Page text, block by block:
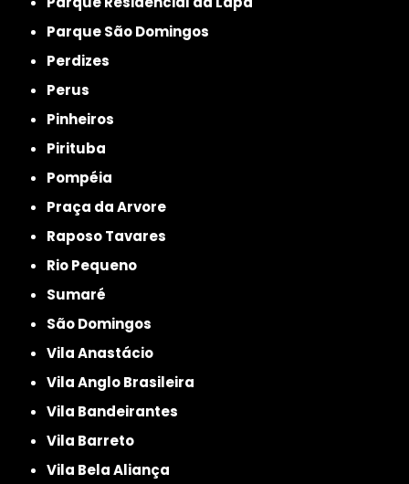
Parque São Domingos
Perdizes
Perus
Pinheiros
Pirituba
Pompéia
Praça da Arvore
Raposo Tavares
Rio Pequeno
Sumaré
São Domingos
Vila Anastácio
Vila Anglo Brasileira
Vila Bandeirantes
Vila Barreto
Vila Bela Aliança